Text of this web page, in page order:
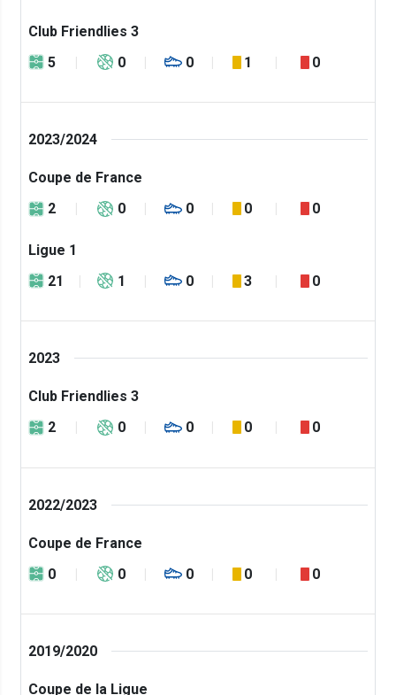
Club Friendlies 3
5
0 0 1 0
2023/2024
Coupe de France
2
0 0 0 0
Ligue 1
21
1 0 3 0
2023
Club Friendlies 3
2
0 0 0 0
2022/2023
Coupe de France
0
0 0 0 0
2019/2020
Coupe de la Ligue